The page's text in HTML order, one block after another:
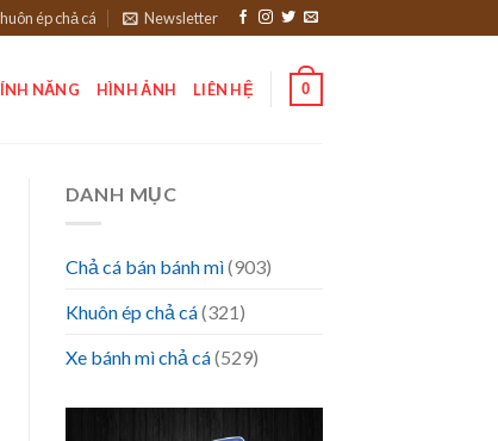
ép chả cá Newsletter
NĂNG HÌNH ẢNH LIÊN HỆ 0
DANH MỤC
Chả cá bán bánh mì(903)
Khuôn ép chả cá(321)
Xe bánh mì chả cá(529)